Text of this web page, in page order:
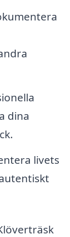
dina
livets